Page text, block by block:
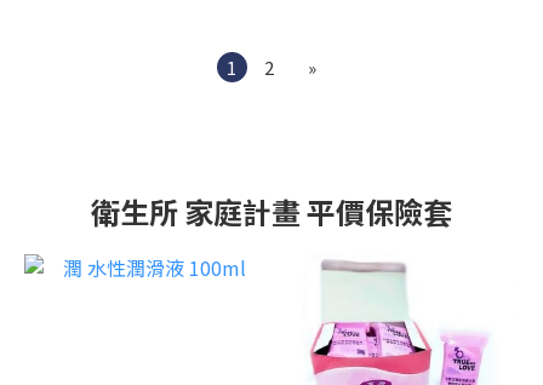
1 2 »
衛生所 家庭計畫 平價保險套